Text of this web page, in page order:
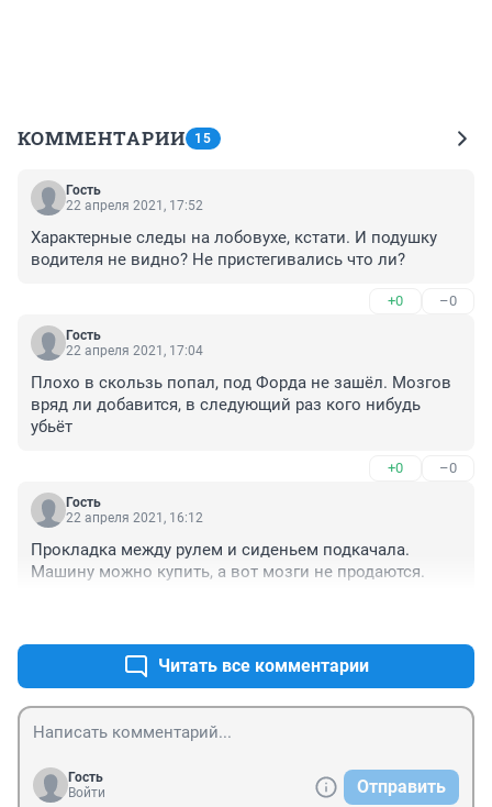
КОММЕНТАРИИ 15
Гость
22 апреля 2021, 17:52
Характерные следы на лобовухе, кстати. И подушку
водителя не видно? Не пристегивались что ли?
+0 –0
Гость
22 апреля 2021, 17:04
Плохо в скользь попал, под Форда не зашёл. Мозгов
вряд ли добавится, в следующий раз кого нибудь
убьёт
+0 –0
Гость
22 апреля 2021, 16:12
Прокладка между рулем и сиденьем подкачала.
Машину можно купить, а вот мозги не продаются.
Читать все комментарии
Гость
Войти
Отправить